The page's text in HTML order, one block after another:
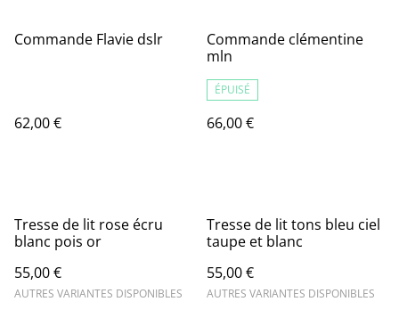
Commande Flavie dslr
62,00 €
Commande clémentine
mln
ÉPUISÉ
66,00 €
Tresse de lit rose écru
blanc pois or
55,00 €
AUTRES VARIANTES DISPONIBLES
Tresse de lit tons bleu ciel
taupe et blanc
55,00 €
AUTRES VARIANTES DISPONIBLES